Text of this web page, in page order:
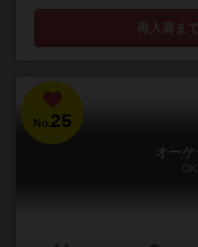
再入荷ま
No.25
オー